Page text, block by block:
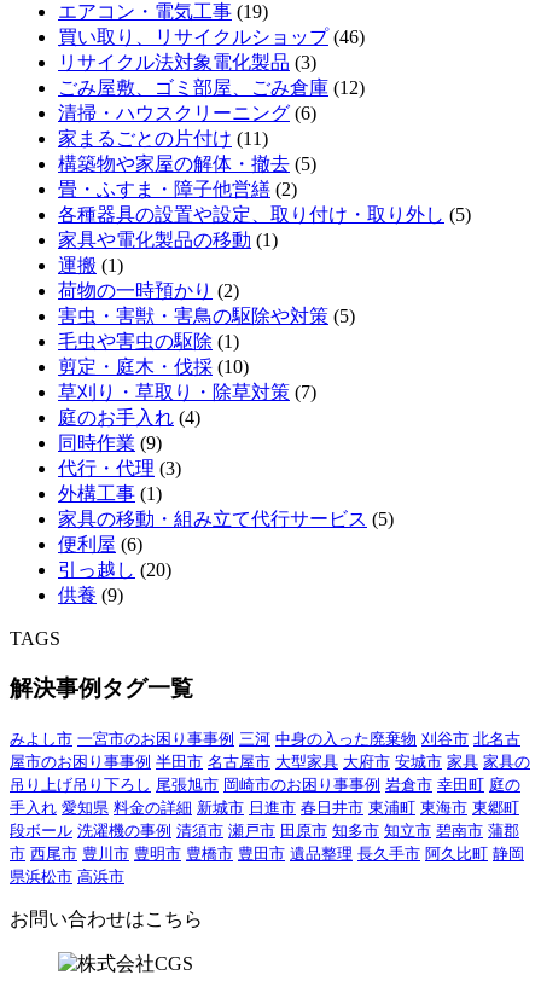
エアコン・電気工事 (19)
買い取り、リサイクルショップ(46)
リサイクル法対象電化製品 (3)
ごみ屋敷、ゴミ部屋、ごみ倉庫 (12)
清掃・ハウスクリーニング (6)
家まるごとの片付け (11)
構築物や家屋の解体・撤去 (5)
畳・ふすま・障子他営繕 (2)
各種器具の設置や設定、取り付け・取り外し (5)
家具や電化製品の移動 (1)
運搬 (1)
荷物の一時預かり (2)
害虫・害獣・害鳥の駆除や対策 (5)
毛虫や害虫の駆除 (1)
剪定・庭木・伐採 (10)
草刈り・草取り・除草対策 (7)
庭のお手入れ (4)
同時作業 (9)
代行・代理 (3)
外構工事 (1)
家具の移動・組み立て代行サービス (5)
便利屋 (6)
引っ越し (20)
供養 (9)
TAGS
解決事例タグ一覧
みよし市 一宮市のお困り事事例 三河 中身の入った廃棄物 刈谷市 北名古
屋市のお困り事事例 半田市 名古屋市 大型家具 大府市 安城市 家具 家具の
吊り上げ吊り下ろし 尾張旭市 岡崎市のお困り事事例 岩倉市 幸田町 庭の
手入れ 愛知県 料金の詳細 新城市 日進市 春日井市 東浦町 東海市 東郷町
段ボール 洗濯機の事例 清須市 瀬戸市 田原市 知多市 知立市 碧南市 蒲郡
市 西尾市 豊川市 豊明市 豊橋市 豊田市 遺品整理 長久手市 阿久比町 静岡
県浜松市 高浜市
お問い合わせはこちら